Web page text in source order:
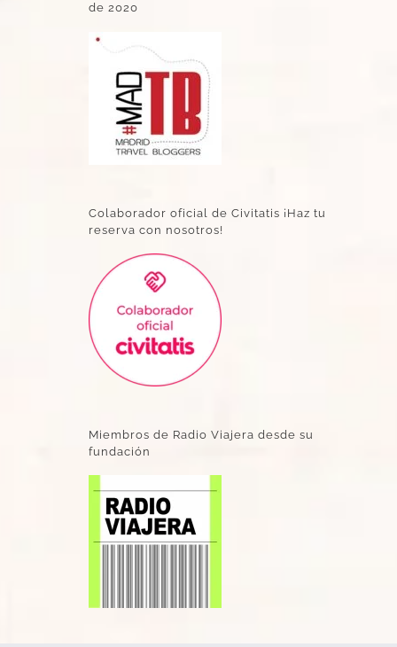
de 2020
Colaborador oficial de Civitatis ¡Haz tu
reserva con nosotros!
Miembros de Radio Viajera desde su
fundación